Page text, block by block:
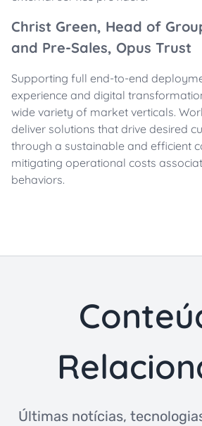
Christ Green, Head of
and Pre-Sales, Opus Trust
Supporting full end-to-end
experience and digital
wide variety of market verticals.
deliver solutions that drive desired
through a sustainable and efficient
mitigating operational costs
behaviors.
Últimas notícias,